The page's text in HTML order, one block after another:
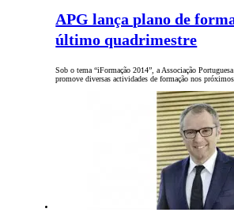
APG lança plano de
último quadrimestre
Sob o tema “iFormação 2014”, a Associação
promove diversas actividades de formação nos próximos